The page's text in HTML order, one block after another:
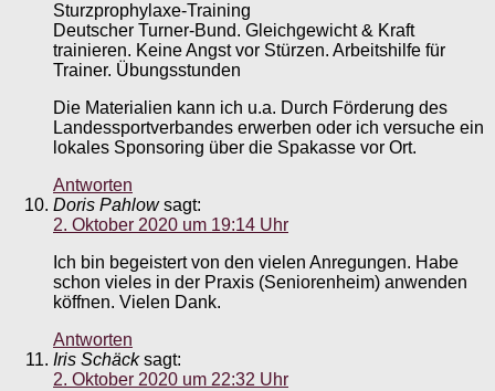
Sturzprophylaxe-Training
Deutscher Turner-Bund. Gleichgewicht & Kraft
trainieren. Keine Angst vor Stürzen. Arbeitshilfe für
Trainer. Übungsstunden
Die Materialien kann ich u.a. Durch Förderung des
Landessportverbandes erwerben oder ich versuche ein
lokales Sponsoring über die Spakasse vor Ort.
Antworten
Doris Pahlow sagt:
2. Oktober 2020 um 19:14 Uhr
Ich bin begeistert von den vielen Anregungen. Habe
schon vieles in der Praxis (Seniorenheim) anwenden
köffnen. Vielen Dank.
Antworten
Iris Schäck sagt:
2. Oktober 2020 um 22:32 Uhr